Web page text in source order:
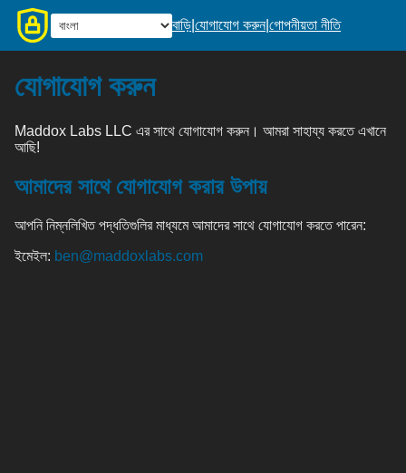
বাড়ি যোগাযোগ করুন|গোপনীয়তা নীতি
যোগাযোগ করুন
Maddox Labs LLC এর সাথে যোগাযোগ করুন। আমরা সাহায্য করতে এখানে
আছি!
আমাদের সাথে যোগাযোগ করার উপায়
আপনি নিম্নলিখিত পদ্ধতিগুলির মাধ্যমে আমাদের সাথে যোগাযোগ করতে পারেন:
ইমেইল: ben@maddoxlabs.com